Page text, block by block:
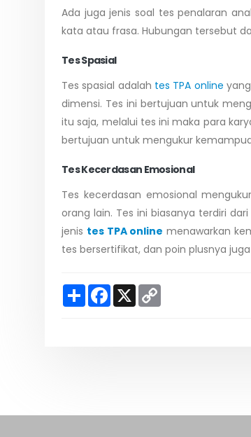
Ada juga jenis soal tes penalaran
kata atau frasa. Hubungan tersebut
Tes Spasial
Tes spasial adalah tes TPA online
dimensi. Tes ini bertujuan untuk
itu saja, melalui tes ini maka para
bertujuan untuk mengukur
Tes Kecerdasan Emosional
Tes kecerdasan emosional
orang lain. Tes ini biasanya terdiri
jenis tes TPA online menawarkan
tes bersertifikat, dan poin plusnya
S
h
F
a
X